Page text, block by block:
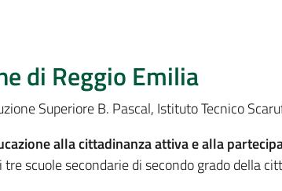
di Reggio Emilia
Superiore B. Pascal, Istituto Tecnico
alla cittadinanza attiva e alla
scuole secondarie di secondo grado della